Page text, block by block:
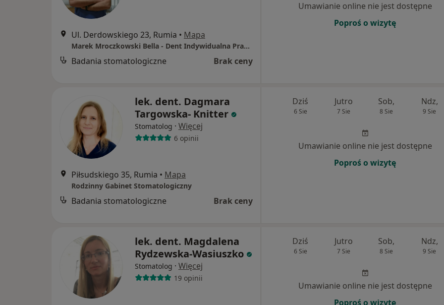
Ul. Derdowskiego 23, Rumia • Mapa
Marek Mroczkowski Bella - Dent Indywidualna Praktyka Dentystyczna
Badania stomatologiczne Brak ceny
Umawianie online nie jest dostępne
Poproś o wizytę
lek. dent. Dagmara
Targowska- Knitter
Stomatolog · Więcej
6 opinii
Piłsudskiego 35, Rumia • Mapa
Rodzinny Gabinet Stomatologiczny
Badania stomatologiczne Brak ceny
Dziś
6 Sie
Jutro
7 Sie
Sob,
8 Sie
Ndz,
9 Sie
Umawianie online nie jest dostępne
Poproś o wizytę
lek. dent. Magdalena
Rydzewska-Wasiuszko
Stomatolog · Więcej
19 opinii
Dziś
6 Sie
Jutro
7 Sie
Sob,
8 Sie
Ndz,
9 Sie
Umawianie online nie jest dostępne
Poproś o wizytę